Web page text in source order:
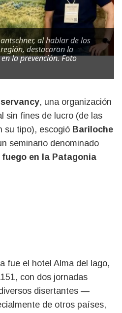
al hablar de los
destacaron la
la prevención. Foto
, una organización
sin fines de lucro (de las
su tipo), escogió Bariloche
seminario denominado
en la Patagonia
fue el hotel Alma del lago,
con dos jornadas
disertantes —
de otros países,